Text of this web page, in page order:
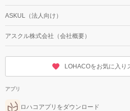
ASKUL（法人向け）
アスクル株式会社（会社概要）
LOHACOをお気に入り
アプリ
ロハコアプリをダウンロード